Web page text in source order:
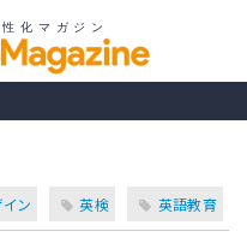
イン 英検 英語教育